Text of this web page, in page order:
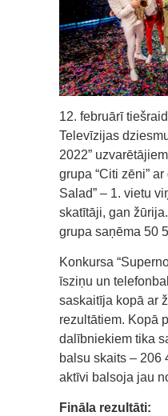
12. februārī
Televīzijas
2022”
grupa “Citi zēni”
Salad” – 1. vietu
skatītāji, gan
grupa saņēma 50
Konkursa
īsziņu un
saskaitīja kopā ar
rezultātiem. Kopā
dalībniekiem tika
balsu skaits – 206
aktīvi balsoja jau
Fināla rezultāti: